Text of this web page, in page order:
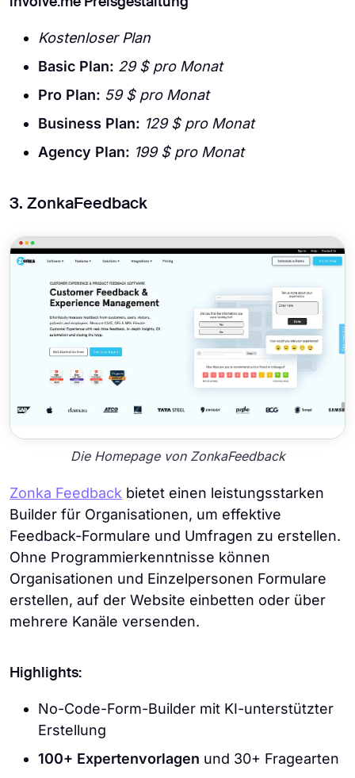
Kostenloser Plan
Basic Plan: 29 $ pro Monat
Pro Plan: 59 $ pro Monat
Business Plan: 129 $ pro Monat
Agency Plan: 199 $ pro Monat
3. ZonkaFeedback
Die Homepage von ZonkaFeedback
Zonka Feedback bietet einen leistungsstarken
Builder für Organisationen, um effektive
Feedback-Formulare und Umfragen zu erstellen.
Ohne Programmierkenntnisse können
Organisationen und Einzelpersonen Formulare
erstellen, auf der Website einbetten oder über
mehrere Kanäle versenden.
Highlights:
No-Code-Form-Builder mit KI-unterstützter
Erstellung
100+ Expertenvorlagen und 30+ Fragearten